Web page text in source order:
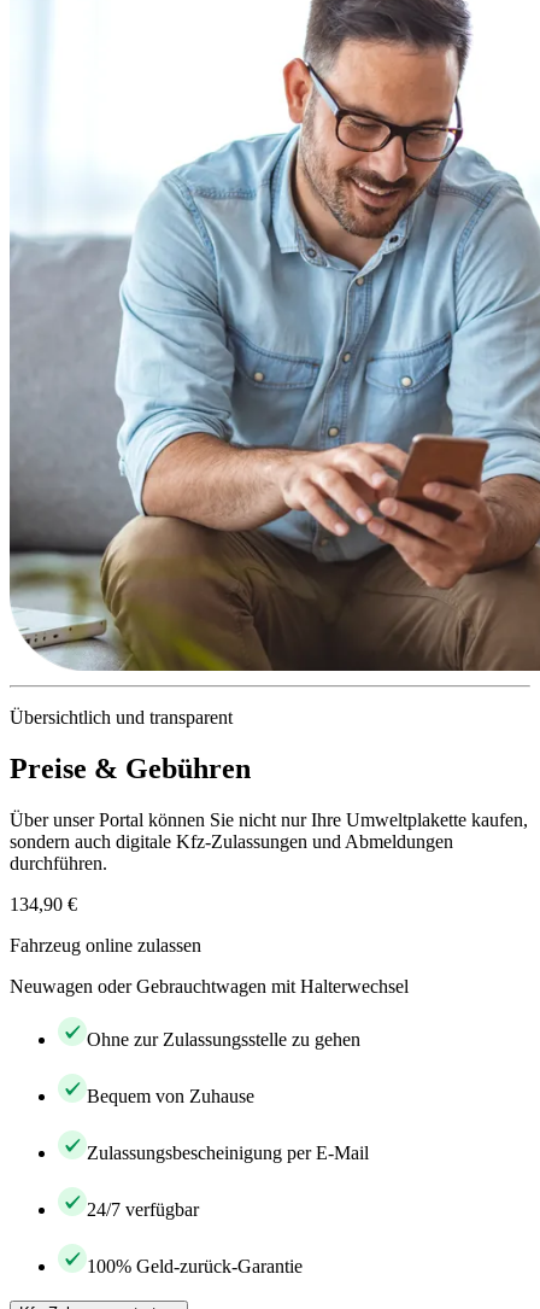
Übersichtlich und transparent
Preise & Gebühren
Über unser Portal können Sie nicht nur Ihre Umweltplakette kaufen,
sondern auch digitale Kfz-Zulassungen und Abmeldungen
durchführen.
134,90 €
Fahrzeug online zulassen
Neuwagen oder Gebrauchtwagen mit Halterwechsel
Ohne zur Zulassungsstelle zu gehen
Bequem von Zuhause
Zulassungsbescheinigung per E-Mail
24/7 verfügbar
100% Geld-zurück-Garantie